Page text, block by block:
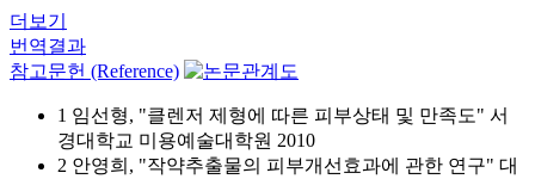
더보기
번역결과
참고문헌 (Reference)
1 임선형, "클렌저 제형에 따른 피부상태 및 만족도" 서
경대학교 미용예술대학원 2010
2 안영희, "작약추출물의 피부개선효과에 관한 연구" 대